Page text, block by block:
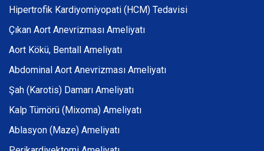
Hipertrofik Kardiyomiyopati (HCM) Tedavisi
Çıkan Aort Anevrizması Ameliyatı
Aort Kökü, Bentall Ameliyatı
Abdominal Aort Anevrizması Ameliyatı
Şah (Karotis) Damarı Ameliyatı
Kalp Tümörü (Mixoma) Ameliyatı
Ablasyon (Maze) Ameliyatı